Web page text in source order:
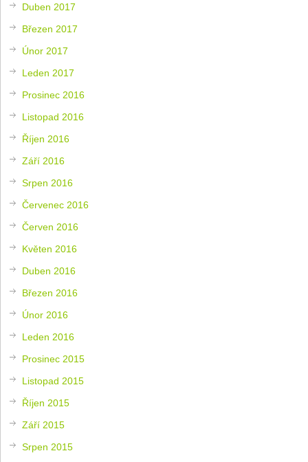
Duben 2017
Březen 2017
Únor 2017
Leden 2017
Prosinec 2016
Listopad 2016
Říjen 2016
Září 2016
Srpen 2016
Červenec 2016
Červen 2016
Květen 2016
Duben 2016
Březen 2016
Únor 2016
Leden 2016
Prosinec 2015
Listopad 2015
Říjen 2015
Září 2015
Srpen 2015